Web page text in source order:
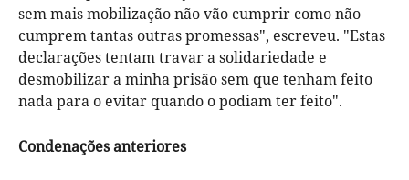
sem mais mobilização não vão cumprir como não
cumprem tantas outras promessas", escreveu. "Estas
declarações tentam travar a solidariedade e
desmobilizar a minha prisão sem que tenham feito
nada para o evitar quando o podiam ter feito".
Condenações anteriores